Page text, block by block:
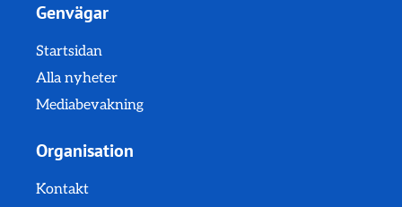
Genvägar
Startsidan
Alla nyheter
Mediabevakning
Organisation
Kontakt